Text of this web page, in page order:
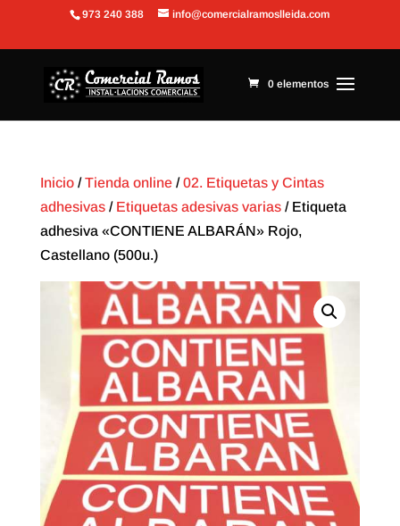
Abrir barra de herramientas
973 240 388 info@comercialramoslleida.com
0 elementos
Inicio/Tienda online/02. Etiquetas y Cintas
adhesivas/ Etiquetas adesivas varias/ Etiqueta
adhesiva «CONTIENE ALBARÁN» Rojo,
Castellano (500u.)